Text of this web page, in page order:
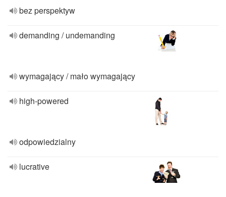
bez perspektyw
demanding / undemanding
wymagający / mało wymagający
high-powered
odpowiedzialny
lucrative